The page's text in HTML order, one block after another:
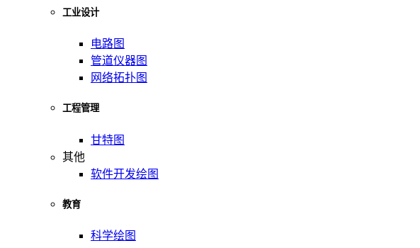
工业设计
电路图
管道仪器图
网络拓扑图
工程管理
甘特图
其他
软件开发绘图
教育
科学绘图